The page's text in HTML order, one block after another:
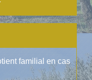
familial en cas